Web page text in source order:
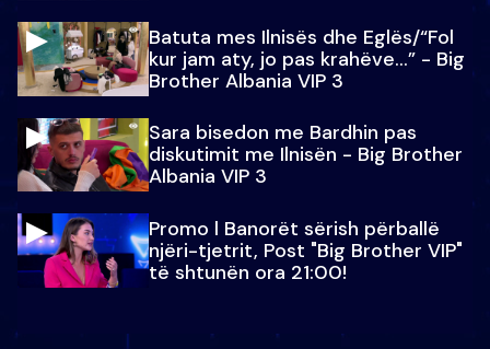
Batuta mes Ilnisës dhe Eglës/“Fol
kur jam aty, jo pas krahëve…” - Big
Brother Albania VIP 3
Sara bisedon me Bardhin pas
diskutimit me Ilnisën - Big Brother
Albania VIP 3
Promo l Banorët sërish përballë
njëri-tjetrit, Post "Big Brother VIP"
të shtunën ora 21:00!